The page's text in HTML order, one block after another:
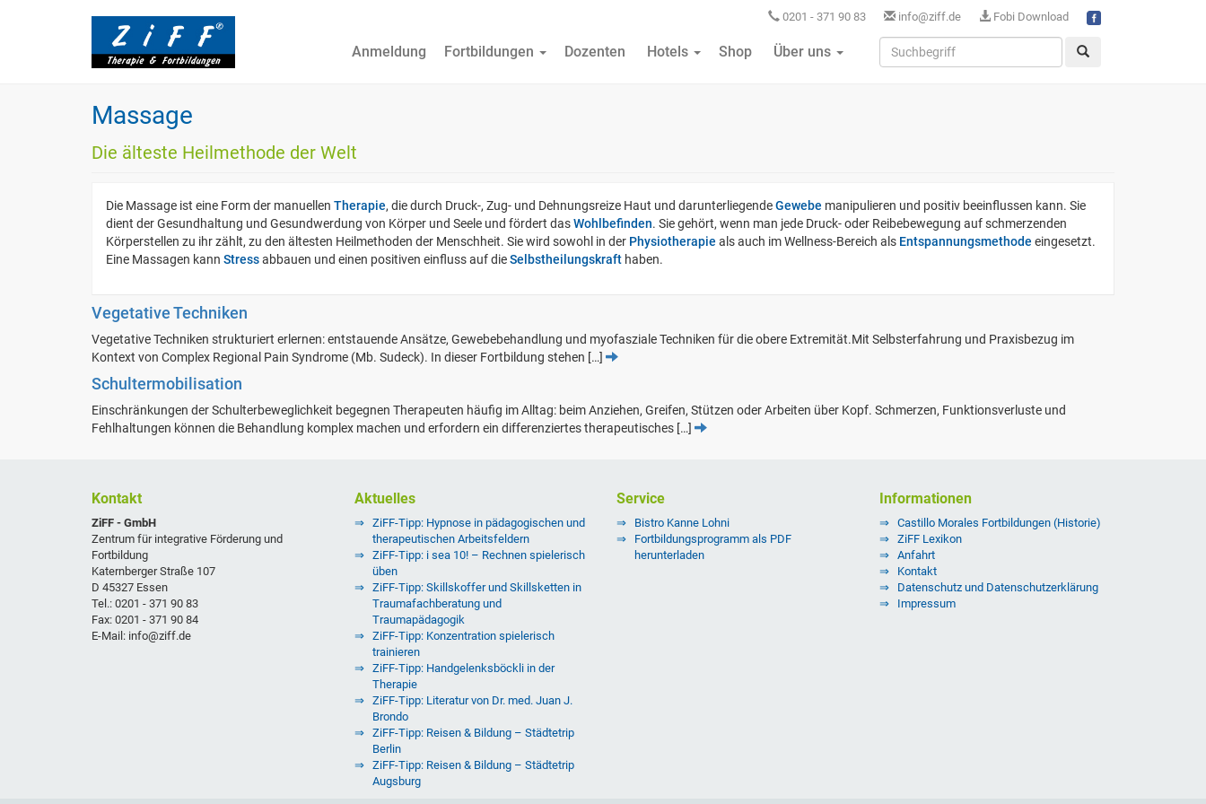
0201 - 371 90 83 info@ziff.de Fobi Download
Anmeldung Fortbildungen Dozenten Hotels Shop Über uns
Massage
Die älteste Heilmethode der Welt
Die Massage ist eine Form der manuellen Therapie, die durch Druck-, Zug- und Dehnungsreize Haut und darunterliegendeGewebe manipulieren und positiv beeinflussen kann. Sie
dient der Gesundhaltung und Gesundwerdung von Körper und Seele und fördert dasWohlbefinden. Sie gehört, wenn man jede Druck- oder Reibebewegung auf schmerzenden
Körperstellen zu ihr zählt, zu den ältesten Heilmethoden der Menschheit. Sie wird sowohl in der Physiotherapie als auch im Wellness-Bereich als Entspannungsmethode eingesetzt.
Eine Massagen kann Stressabbauen und einen positiven einfluss auf dieSelbstheilungskraft haben.
Vegetative Techniken
Vegetative Techniken strukturiert erlernen: entstauende Ansätze, Gewebebehandlung und myofasziale Techniken für die obere Extremität.Mit Selbsterfahrung und Praxisbezug im
Kontext von Complex Regional Pain Syndrome (Mb. Sudeck). In dieser Fortbildung stehen […]
Schultermobilisation
Einschränkungen der Schulterbeweglichkeit begegnen Therapeuten häufig im Alltag: beim Anziehen, Greifen, Stützen oder Arbeiten über Kopf. Schmerzen, Funktionsverluste und
Fehlhaltungen können die Behandlung komplex machen und erfordern ein differenziertes therapeutisches […]
Kontakt
ZiFF - GmbH
Zentrum für integrative Förderung und
Fortbildung
Katernberger Straße 107
D 45327 Essen
Tel.: 0201 - 371 90 83
Fax: 0201 - 371 90 84
E-Mail: info@ziff.de
Aktuelles
ZiFF-Tipp: Hypnose in pädagogischen und
therapeutischen Arbeitsfeldern
ZiFF-Tipp: i sea 10! – Rechnen spielerisch
üben
ZiFF-Tipp: Skillskoffer und Skillsketten in
Traumafachberatung und
Traumapädagogik
ZiFF-Tipp: Konzentration spielerisch
trainieren
ZiFF-Tipp: Handgelenksböckli in der
Therapie
ZiFF-Tipp: Literatur von Dr. med. Juan J.
Brondo
ZiFF-Tipp: Reisen & Bildung – Städtetrip
Berlin
ZiFF-Tipp: Reisen & Bildung – Städtetrip
Augsburg
Service
Bistro Kanne Lohni
Fortbildungsprogramm als PDF
herunterladen
Informationen
Castillo Morales Fortbildungen (Historie)
ZiFF Lexikon
Anfahrt
Kontakt
Datenschutz und Datenschutzerklärung
Impressum